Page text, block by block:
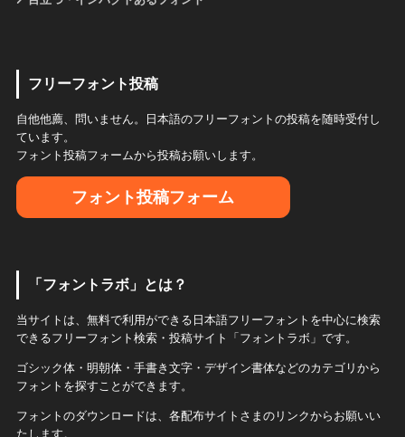
フリーフォント投稿
自他他薦、問いません。日本語のフリーフォントの投稿を随時受付し
ています。
フォント投稿フォームから投稿お願いします。
フォント投稿フォーム
「フォントラボ」とは？
当サイトは、無料で利用ができる日本語フリーフォントを中心に検索
できるフリーフォント検索・投稿サイト「フォントラボ」です。
ゴシック体・明朝体・手書き文字・デザイン書体などのカテゴリから
フォントを探すことができます。
フォントのダウンロードは、各配布サイトさまのリンクからお願いい
たします。